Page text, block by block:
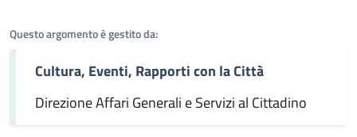
Questo argomento è gestito da:
Cultura, Eventi, Rapporti con la Città
Direzione Affari Generali e Servizi al Cittadino